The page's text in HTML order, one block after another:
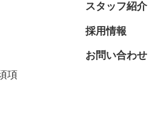
項
スタッフ紹介
採用情報
お問い合わせ